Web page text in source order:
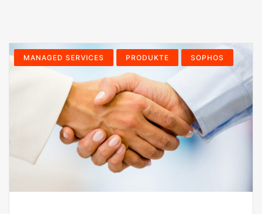
MANAGED SERVICES PRODUKTE SOPHOS